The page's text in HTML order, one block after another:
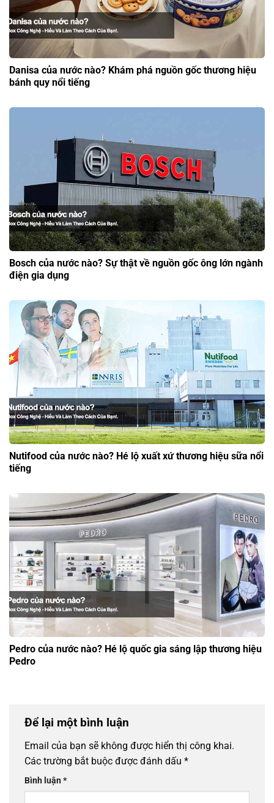
Danisa của nước nào? Khám phá nguồn gốc thương hiệu
bánh quy nổi tiếng
Bosch của nước nào? Sự thật về nguồn gốc ông lớn ngành
điện gia dụng
Nutifood của nước nào? Hé lộ xuất xứ thương hiệu sữa nổi
tiếng
Pedro của nước nào? Hé lộ quốc gia sáng lập thương hiệu
Pedro
Để lại một bình luận
Email của bạn sẽ không được hiển thị công khai.
Các trường bắt buộc được đánh dấu *
Bình luận*